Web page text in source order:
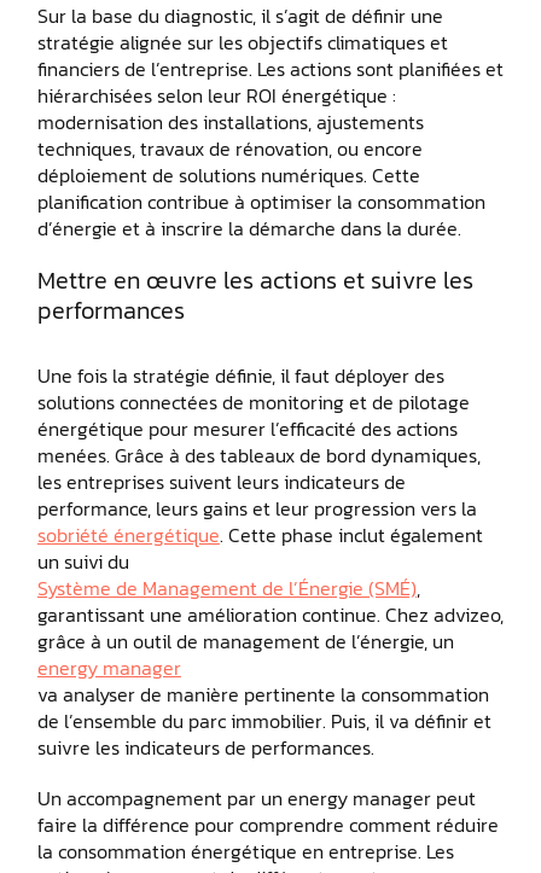
Sur la base du diagnostic, il s’agit de définir une
stratégie alignée sur les objectifs climatiques et
financiers de l’entreprise. Les actions sont planifiées et
hiérarchisées selon leur ROI énergétique :
modernisation des installations, ajustements
techniques, travaux de rénovation, ou encore
déploiement de solutions numériques. Cette
planification contribue à optimiser la consommation
d’énergie et à inscrire la démarche dans la durée.
Mettre en œuvre les actions et suivre les
performances
Une fois la stratégie définie, il faut déployer des
solutions connectées de monitoring et de pilotage
énergétique pour mesurer l’efficacité des actions
menées. Grâce à des tableaux de bord dynamiques,
les entreprises suivent leurs indicateurs de
performance, leurs gains et leur progression vers la
sobriété énergétique. Cette phase inclut également
un suivi du
Système de Management de l’Énergie (SMÉ),
garantissant une amélioration continue. Chez advizeo,
grâce à un outil de management de l’énergie, un
energy manager
va analyser de manière pertinente la consommation
de l’ensemble du parc immobilier. Puis, il va définir et
suivre les indicateurs de performances.
Un accompagnement par un energy manager peut
faire la différence pour comprendre comment réduire
la consommation énergétique en entreprise. Les